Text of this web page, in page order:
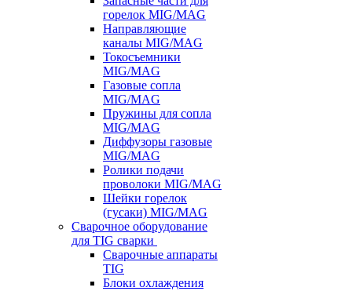
горелок MIG/MAG
Направляющие
каналы MIG/MAG
Токосъемники
MIG/MAG
Газовые сопла
MIG/MAG
Пружины для сопла
MIG/MAG
Диффузоры газовые
MIG/MAG
Ролики подачи
проволоки MIG/MAG
Шейки горелок
(гусаки) MIG/MAG
Сварочное оборудование
для TIG сварки
Сварочные аппараты
TIG
Блоки охлаждения